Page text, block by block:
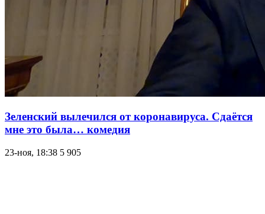
Зеленский вылечился от коронавируса. Сдаётся
мне это была… комедия
23-ноя, 18:38 5 905